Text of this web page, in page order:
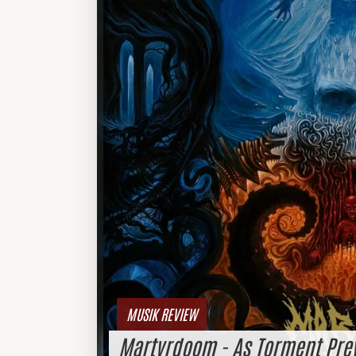
MUSIK REVIEW
Martyrdoom - As Torment